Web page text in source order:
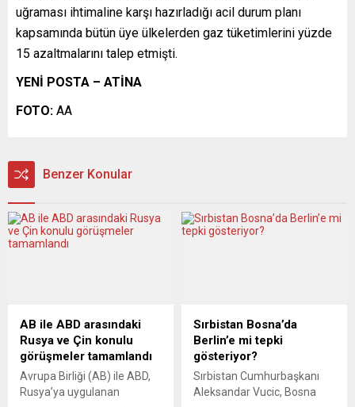
uğraması ihtimaline karşı hazırladığı acil durum planı
kapsamında bütün üye ülkelerden gaz tüketimlerini yüzde
15 azaltmalarını talep etmişti.
YENİ POSTA – ATİNA
FOTO: AA
Benzer Konular
AB ile ABD arasındaki
Rusya ve Çin konulu
görüşmeler tamamlandı
Avrupa Birliği (AB) ile ABD,
Rusya’ya uygulanan
Sırbistan Bosna’da
Berlin’e mi tepki
gösteriyor?
Sırbistan Cumhurbaşkanı
Aleksandar Vucic, Bosna